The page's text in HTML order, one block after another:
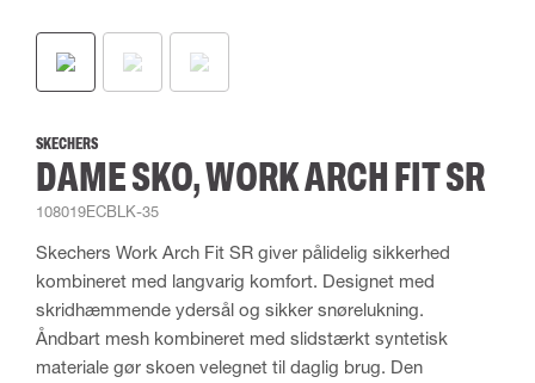
SKECHERS
DAME SKO, WORK ARCH FIT SR
108019ECBLK-35
Skechers Work Arch Fit SR giver pålidelig sikkerhed
kombineret med langvarig komfort. Designet med
skridhæmmende ydersål og sikker snørelukning.
Åndbart mesh kombineret med slidstærkt syntetisk
materiale gør skoen velegnet til daglig brug. Den